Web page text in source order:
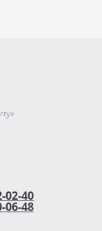
02-40
06-48